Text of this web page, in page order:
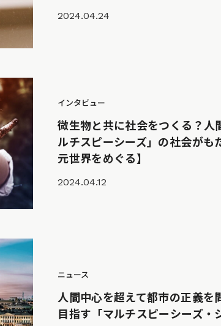
2024.04.24
インタビュー
微生物と共に社会をつくる？人
ルチスピーシーズ」の社会がも
元世界をめぐる】
2024.04.12
ニュース
人間中心を超えて都市の正義を
目指す「マルチスピーシーズ・